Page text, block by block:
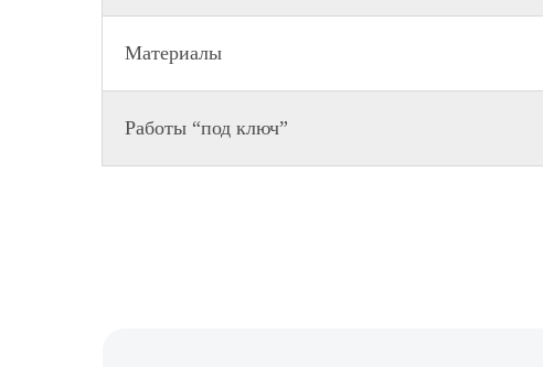
Материалы
Работы “под ключ”